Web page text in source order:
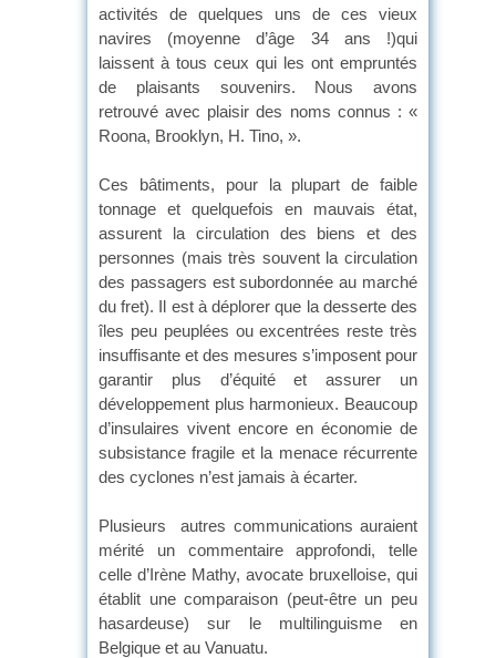
activités de quelques uns de ces vieux
navires (moyenne d’âge 34 ans !)qui
laissent à tous ceux qui les ont empruntés
de plaisants souvenirs. Nous avons
retrouvé avec plaisir des noms connus : «
Roona, Brooklyn, H. Tino, ».
Ces bâtiments, pour la plupart de faible
tonnage et quelquefois en mauvais état,
assurent la circulation des biens et des
personnes (mais très souvent la circulation
des passagers est subordonnée au marché
du fret). Il est à déplorer que la desserte des
îles peu peuplées ou excentrées reste très
insuffisante et des mesures s’imposent pour
garantir plus d’équité et assurer un
développement plus harmonieux. Beaucoup
d’insulaires vivent encore en économie de
subsistance fragile et la menace récurrente
des cyclones n’est jamais à écarter.
Plusieurs autres communications auraient
mérité un commentaire approfondi, telle
celle d’Irène Mathy, avocate bruxelloise, qui
établit une comparaison (peut-être un peu
hasardeuse) sur le multilinguisme en
Belgique et au Vanuatu.